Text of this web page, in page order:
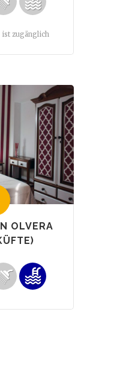
ist zugänglich
OLVERA